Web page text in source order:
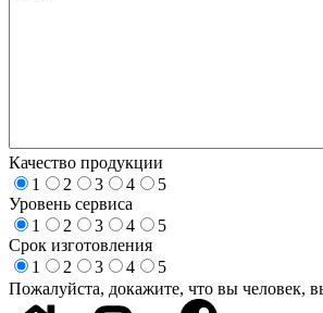
Качество продукции
1
2 3 4
5
Уровень сервиса
1
2 3 4
5
Срок изготовления
1
2 3 4
5
Пожалуйста, докажите, что вы человек,